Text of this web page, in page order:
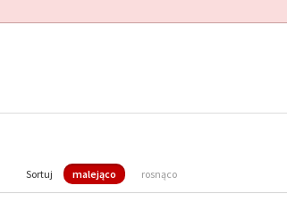
Sortuj malejąco rosnąco